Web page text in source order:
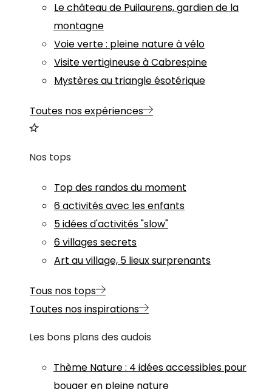
Le château de Puilaurens, gardien de la
montagne
Voie verte : pleine nature à vélo
Visite vertigineuse à Cabrespine
Mystères au triangle ésotérique
Toutes nos expériences
Nos tops
Top des randos du moment
6 activités avec les enfants
5 idées d'activités "slow"
6 villages secrets
Art au village, 5 lieux surprenants
Tous nos tops
Toutes nos inspirations
Les bons plans des audois
Thème Nature: 4 idées accessibles pour
bouger en pleine nature